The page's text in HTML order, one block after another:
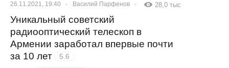
26.11.2021, 19:40 Василий Парфенов 28,0 тыс
Уникальный советский
радиооптический телескоп в
Армении заработал впервые почти
за 10 лет
5.6